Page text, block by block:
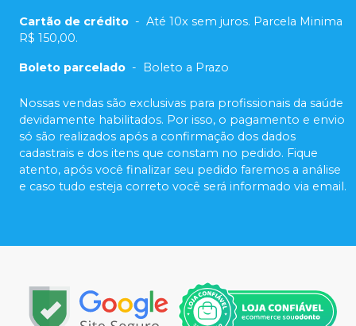
Cartão de crédito - Até 10x sem juros. Parcela Minima
R$ 150,00.
Boleto parcelado - Boleto a Prazo
Nossas vendas são exclusivas para profissionais da saúde
devidamente habilitados. Por isso, o pagamento e envio
só são realizados após a confirmação dos dados
cadastrais e dos itens que constam no pedido. Fique
atento, após você finalizar seu pedido faremos a análise
e caso tudo esteja correto você será informado via email.